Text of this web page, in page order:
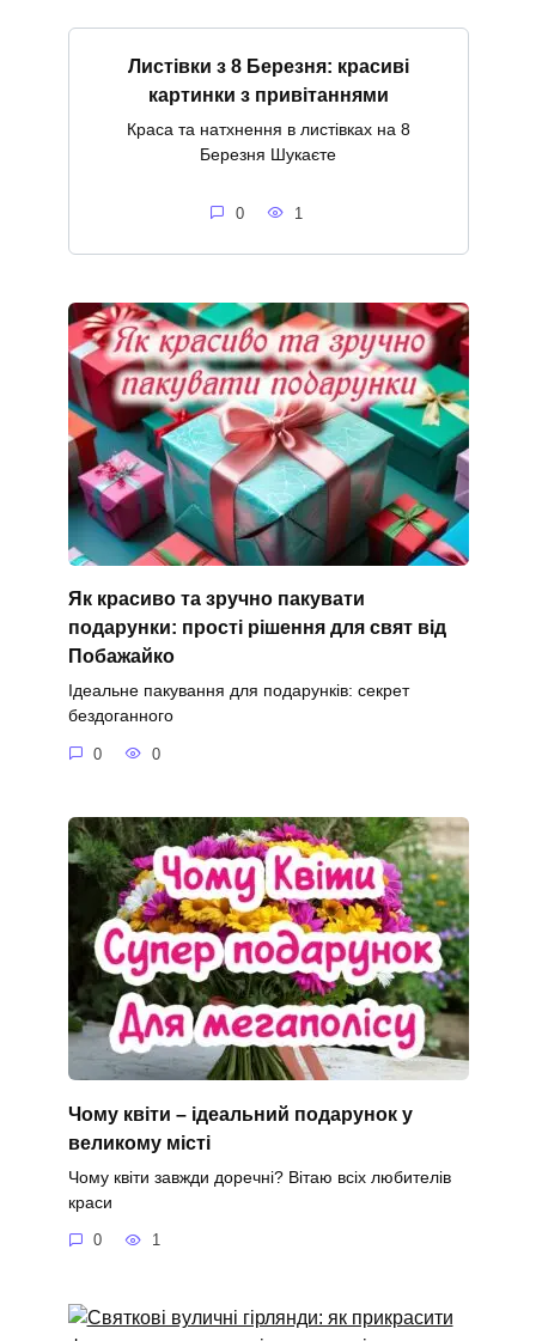
Листівки з 8 Березня: красиві
картинки з привітаннями
Краса та натхнення в листівках на 8
Березня Шукаєте
0 1
Як красиво та зручно пакувати
подарунки: прості рішення для свят від
Побажайко
Ідеальне пакування для подарунків: секрет
бездоганного
0 0
Чому квіти – ідеальний подарунок у
великому місті
Чому квіти завжди доречні? Вітаю всіх любителів
краси
0 1